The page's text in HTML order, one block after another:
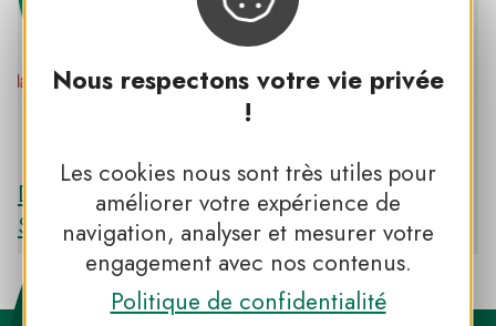
Nous respectons votre vie privée
!
Les cookies nous sont très utiles pour
améliorer votre expérience de
navigation, analyser et mesurer votre
engagement avec nos contenus.
Politique de confidentialité
PNR DES BOUCLES DE LA SEINE
Découvrir le PNR DES BOUCLES DE LA
SEINE NORMANDE